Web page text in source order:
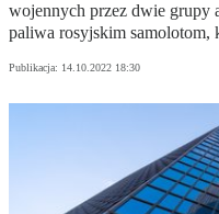
wojennych przez dwie grupy
paliwa rosyjskim samolotom,
Publikacja: 14.10.2022 18:30